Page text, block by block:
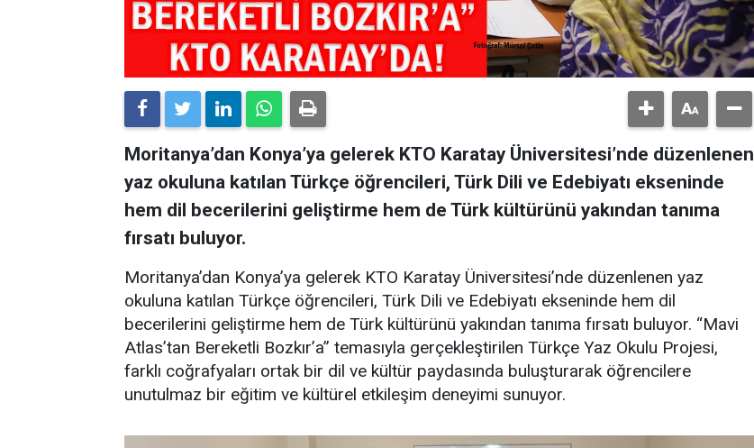
Moritanya’dan Konya’ya gelerek KTO Karatay Üniversitesi’nde düzenlenen
yaz okuluna katılan Türkçe öğrencileri, Türk Dili ve Edebiyatı ekseninde
hem dil becerilerini geliştirme hem de Türk kültürünü yakından tanıma
fırsatı buluyor.
Moritanya’dan Konya’ya gelerek KTO Karatay Üniversitesi’nde düzenlenen yaz
okuluna katılan Türkçe öğrencileri, Türk Dili ve Edebiyatı ekseninde hem dil
becerilerini geliştirme hem de Türk kültürünü yakından tanıma fırsatı buluyor. “Mavi
Atlas’tan Bereketli Bozkır’a” temasıyla gerçekleştirilen Türkçe Yaz Okulu Projesi,
farklı coğrafyaları ortak bir dil ve kültür paydasında buluşturarak öğrencilere
unutulmaz bir eğitim ve kültürel etkileşim deneyimi sunuyor.